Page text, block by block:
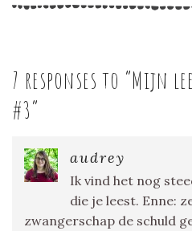
7 responses to “Mijn
#3”
audrey
Ik vind het nog
die je leest. Enne:
zwangerschap de schuld